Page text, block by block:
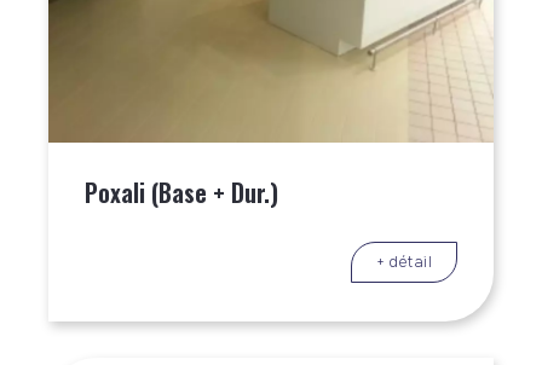
Poxali (Base + Dur.)
+ détail